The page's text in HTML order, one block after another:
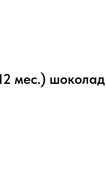
мес.) шоколад